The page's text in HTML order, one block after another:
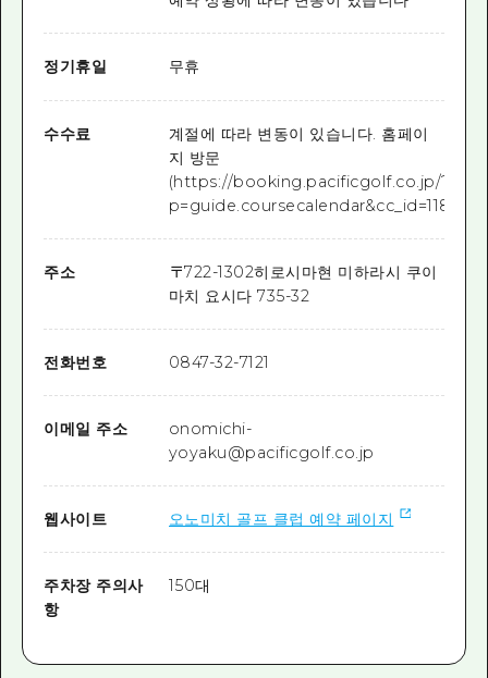
정기휴일 무휴
수수료
계절에 따라 변동이 있습니다. 홈페이
지 방문
(https://booking.pacificgolf.co.jp/?
p=guide.coursecalendar&cc_id=118)
주소 〒722-1302히로시마현 미하라시 쿠이
마치 요시다 735-32
전화번호 0847-32-7121
이메일 주소
onomichi-
yoyaku@pacificgolf.co.jp
웹사이트 오노미치 골프 클럽 예약 페이지
주차장 주의사
항
150대